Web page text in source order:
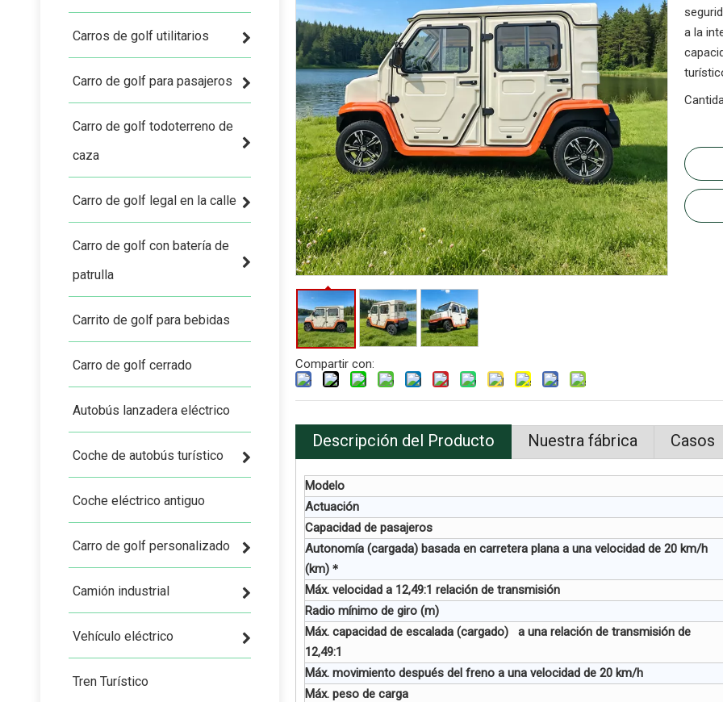
Carros de golf utilitarios
Carro de golf para pasajeros
Carro de golf todoterreno de
caza
Carro de golf legal en la calle
Carro de golf con batería de
patrulla
Carrito de golf para bebidas
Carro de golf cerrado
Autobús lanzadera eléctrico
Coche de autobús turístico
Coche eléctrico antiguo
Carro de golf personalizado
Camión industrial
Vehículo eléctrico
Tren Turístico
Compartir con:
a la
Descripción del Producto Nuestra fábrica Casos
Modelo
Actuación
Capacidad de pasajeros
Autonomía (cargada) basada en carretera plana a una velocidad de 20 km/h
(km)＊
Máx. velocidad a 12,49:1 relación de transmisión
Radio mínimo de giro (m)
Máx. capacidad de escalada (cargado) a una relación de transmisión de
12,49:1
Máx. movimiento después del freno a una velocidad de 20 km/h
Máx. peso de carga